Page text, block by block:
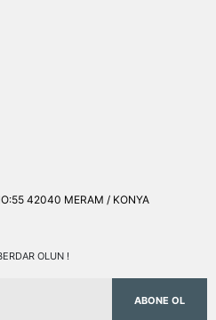
42040 MERAM / KONYA
OLUN !
ABONE OL